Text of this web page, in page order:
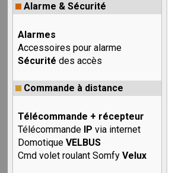
Alarme & Sécurité
Alarmes
Accessoires pour alarme
Sécurité des accès
Commande à distance
Télécommande + récepteur
Télécommande IP via internet
DomotiqueVELBUS
Cmd volet roulant SomfyVelux